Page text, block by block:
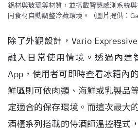
鋁材與玻璃等材質，並搭載智慧感測系統
同食材自動調整冷藏環境。（圖片提供：
除了外觀設計，Vario
融入日常使用情境。透過內建
App，使用者可即時查看冰箱內
鮮區則可依肉類、海鮮或乳製品
定適合的保存環境。而這次最大
酒櫃系列搭載的侍酒師溫控程式